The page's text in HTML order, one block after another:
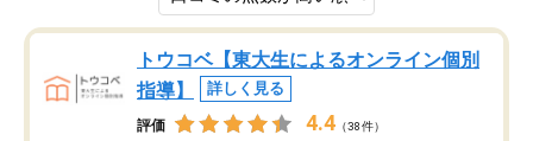
トウコベ【東大生によるオンライン個別
指導】
詳しく見る
評価 4.4 （38件）